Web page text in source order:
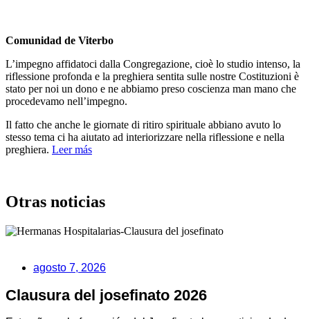
Comunidad de Viterbo
L’impegno affidatoci dalla Congregazione, cioè lo studio intenso, la
riflessione profonda e la preghiera sentita sulle nostre Costituzioni è
stato per noi un dono e ne abbiamo preso coscienza man mano che
procedevamo nell’impegno.
Il fatto che anche le giornate di ritiro spirituale abbiano avuto lo
stesso tema ci ha aiutato ad interiorizzare nella riflessione e nella
preghiera. Leer más
Otras noticias
agosto 7, 2026
Clausura del josefinato 2026